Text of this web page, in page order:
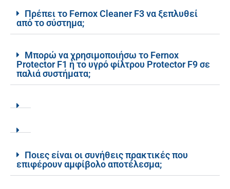
Πρέπει το Fernox Cleaner F3 να ξεπλυθεί
από το σύστημα;
Μπορώ να χρησιμοποιήσω το Fernox
Protector F1 ή το υγρό φίλτρου Protector F9 σε
παλιά συστήματα;
Ποιες είναι οι συνήθεις πρακτικές που
επιφέρουν αμφίβολο αποτέλεσμα;